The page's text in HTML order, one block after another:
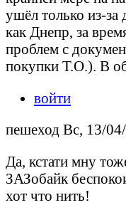
ушёл только из-за
как Днепр, за
проблем с
покупки Т.О.). В
войти
пешеход Вс, 13/
Да, кстати мну
ЗАЗобайк
хот что нить!